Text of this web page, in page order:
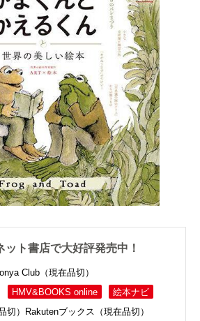
ット書店で大好評発売中！
Club（現在品切）
HMV&BOOKS online
絵本ナビ
切）
Rakutenブックス（現在品切）